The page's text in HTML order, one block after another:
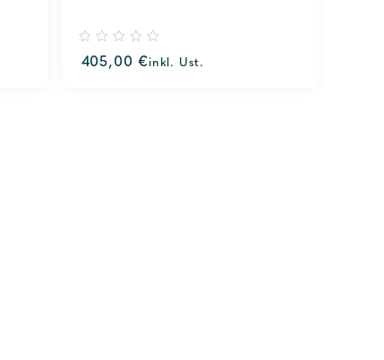
out
405,00€inkl. Ust.